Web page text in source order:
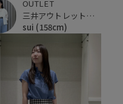
OUTLET
三井アウトレットパーク ジャズドリーム長島
sui (158cm)